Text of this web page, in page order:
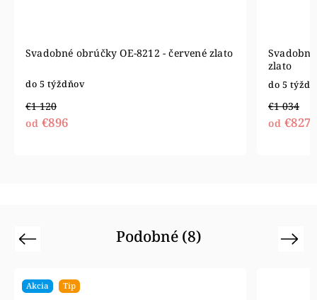
Svadobné obrúčky OE-8212 - červené zlato
do 5 týždňov
€1 120
od €896
zlato
do 5
€1 034
od €827
Podobné (8)
Previous
Akcia Tip
Next